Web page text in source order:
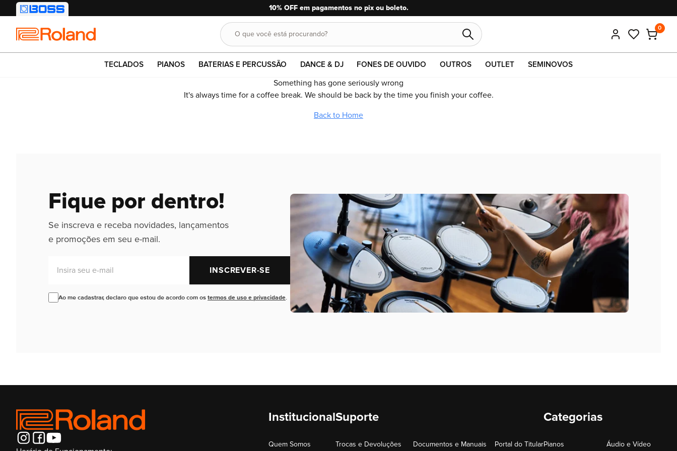
10% OFF em pagamentos no pix ou boleto.
Roland Buscar
O que você está procurando?
0
TECLADOS PIANOS BATERIAS E PERCUSSÃO DANCE & DJ FONES DE OUVIDO OUTROS OUTLET SEMINOVOS
Something has gone seriously wrong
It's always time for a coffee break. We should be back by the time you finish your coffee.
Back to Home
Fique por dentro!
Se inscreva e receba novidades, lançamentos
e promoções em seu e-mail.
INSCREVER-SE
Ao me cadastrar, declaro que estou de acordo com os termos de uso e privacidade
Institucional
Quem Somos
Suporte
Trocas e Devoluções Documentos e Manuais Portal do Titular
Categorias
Pianos Áudio e Vídeo